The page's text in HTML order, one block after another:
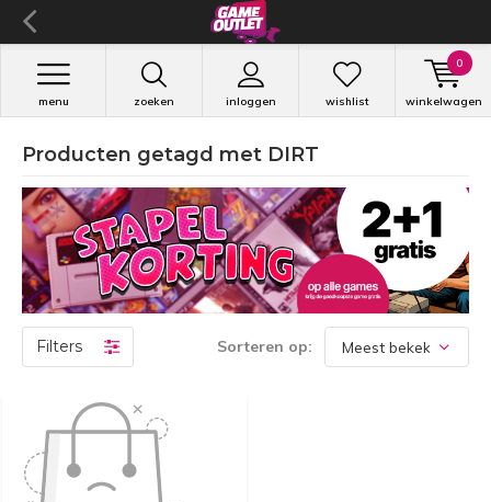
zoeken inloggen
menu wishlist winkelwagen
0
Producten getagd met DIRT
Filters Sorteren op: